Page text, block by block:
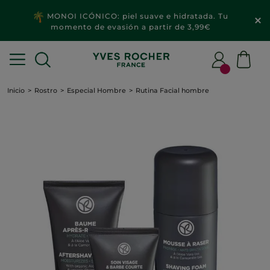
MONOI ICÓNICO: piel suave e hidratada. Tu
momento de evasión a partir de 3,99€
Inicio Rostro Especial Hombre Rutina Facial hombre